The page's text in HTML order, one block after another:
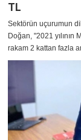
TL
Sektörün uçurumun
Doğan, "2021 yılının
rakam 2 kattan fazla